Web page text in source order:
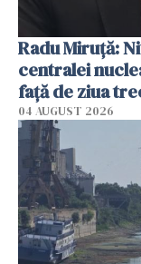
Radu Miruţă:
centralei
faţă de ziua
04 AUGUST 2026